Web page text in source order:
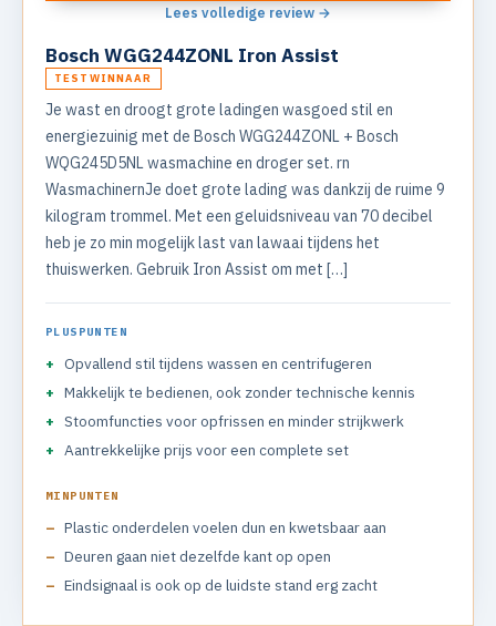
Lees volledige review →
Bosch WGG244ZONL Iron Assist
TESTWINNAAR
Je wast en droogt grote ladingen wasgoed stil en
energiezuinig met de Bosch WGG244ZONL + Bosch
WQG245D5NL wasmachine en droger set. rn
WasmachinernJe doet grote lading was dankzij de ruime 9
kilogram trommel. Met een geluidsniveau van 70 decibel
heb je zo min mogelijk last van lawaai tijdens het
thuiswerken. Gebruik Iron Assist om met […]
PLUSPUNTEN
Opvallend stil tijdens wassen en centrifugeren
Makkelijk te bedienen, ook zonder technische kennis
Stoomfuncties voor opfrissen en minder strijkwerk
Aantrekkelijke prijs voor een complete set
MINPUNTEN
Plastic onderdelen voelen dun en kwetsbaar aan
Deuren gaan niet dezelfde kant op open
Eindsignaal is ook op de luidste stand erg zacht